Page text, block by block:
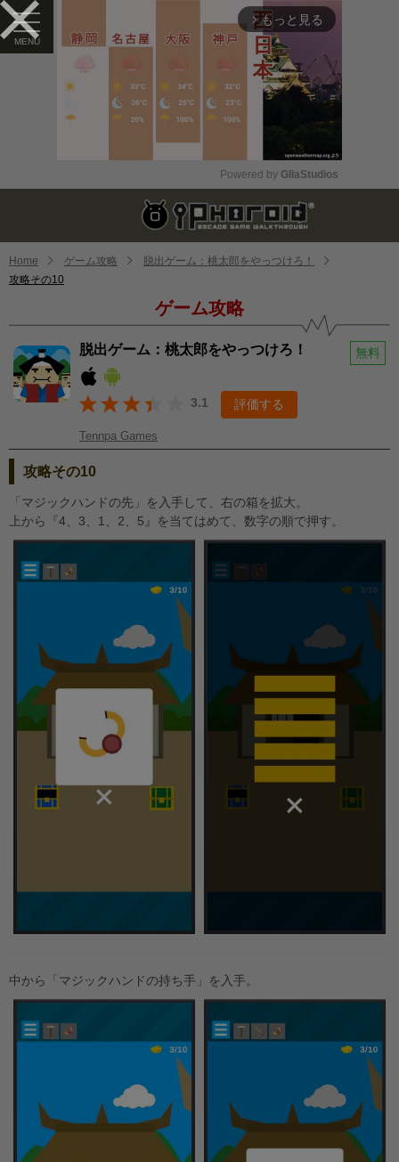
arrow_forward_ios もっと見る
Mute
Powered by GliaStudios
Home ゲーム攻略
脱出ゲーム：桃太郎をやっつけろ！
攻略その10
ゲーム攻略
脱出ゲーム：桃太郎をやっつけろ！ 無料
3.1 評価する
Tennpa Games
攻略その10
「マジックハンドの先」を入手して、右の箱を拡大。
上から『4、3、1、2、5』を当てはめて、数字の順で押す。
中から「マジックハンドの持ち手」を入手。